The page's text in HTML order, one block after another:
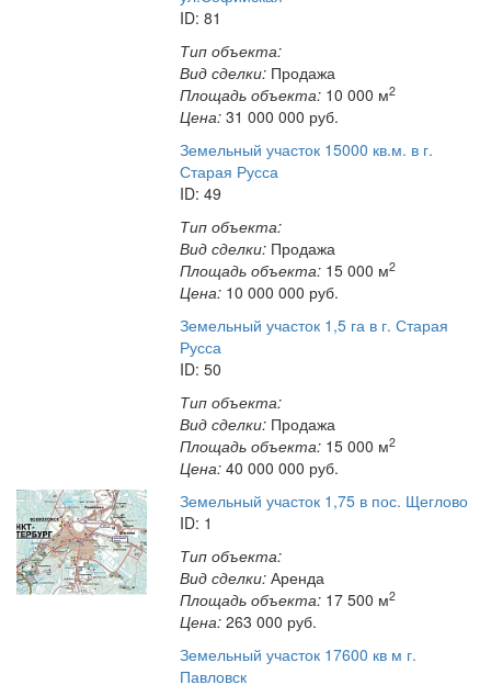
ID: 81
Тип объекта:
Вид сделки: Продажа
Площадь объекта: 10 000 м2
Цена:31 000 000 руб.
Земельный участок 15000 кв.м. в г.
Старая Русса
ID: 49
Тип объекта:
Вид сделки: Продажа
Площадь объекта: 15 000 м2
Цена: 10 000 000 руб.
Земельный участок 1,5 га в г. Старая
Русса
ID: 50
Тип объекта:
Вид сделки: Продажа
Площадь объекта: 15 000 м2
Цена:40 000 000 руб.
Земельный участок 1,75 в пос. Щеглово
ID: 1
Тип объекта:
Вид сделки: Аренда
Площадь объекта: 17 500 м2
Цена:263 000 руб.
Земельный участок 17600 кв м г.
Павловск